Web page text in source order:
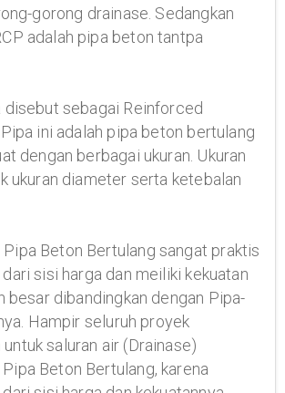
gorong drainase. Sedangkan
adalah pipa beton tantpa
disebut sebagai Reinforced
ini adalah pipa beton bertulang
dengan berbagai ukuran. Ukuran
ukuran diameter serta ketebalan
Pipa Beton Bertulang sangat praktis
sisi harga dan meiliki kekuatan
besar dibandingkan dengan Pipa-
Hampir seluruh proyek
saluran air (Drainase)
Beton Bertulang, karena